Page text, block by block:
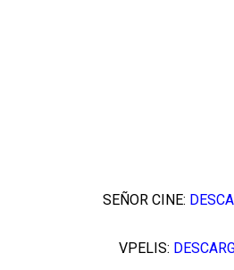
SEÑOR CINE:
VPELIS: